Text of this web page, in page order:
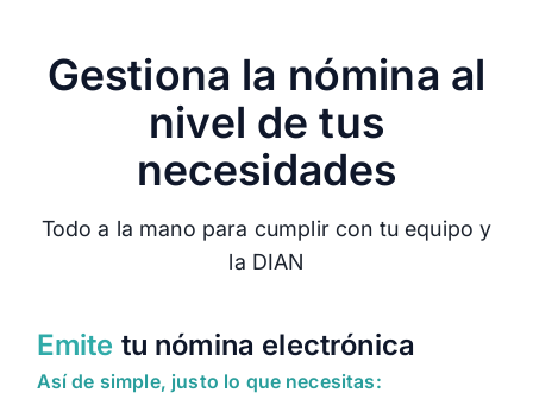
Gestiona la nómina al
nivel de tus
necesidades
Todo a la mano para cumplir con tu equipo y
la DIAN
Emite tu nómina electrónica
Así de simple, justo lo que necesitas: